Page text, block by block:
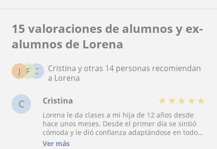
15 valoraciones de alumnos y ex-
alumnos de Lorena
C
F
J
Cristina y otras 14 personas recomiendan
a Lorena
C Cristina ★ ★ ★ ★ ★
Lorena le da clases a mi hija de 12 años desde
hace unos meses. Desde el primer día se sintió
cómoda y le dió confianza adaptándose en todo
momento a sus necesidades. Lorena es paciente,
Ver más